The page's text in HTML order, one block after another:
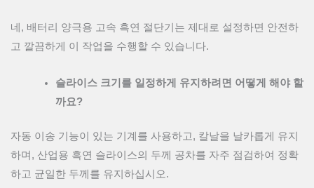
네, 배터리 양극용 고속 흑연 절단기는 제대로 설정하면 안전하
고 깔끔하게 이 작업을 수행할 수 있습니다.
슬라이스 크기를 일정하게 유지하려면 어떻게 해야 할
까요?
자동 이송 기능이 있는 기계를 사용하고, 칼날을 날카롭게 유지
하며, 산업용 흑연 슬라이스의 두께 공차를 자주 점검하여 정확
하고 균일한 두께를 유지하십시오.